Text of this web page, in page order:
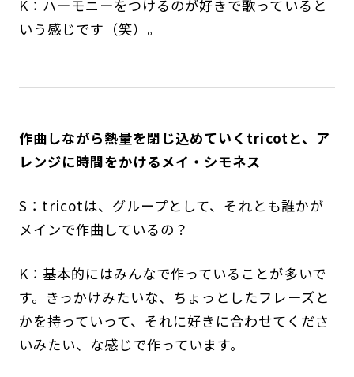
K：ハーモニーをつけるのが好きで歌っていると
いう感じです（笑）。
作曲しながら熱量を閉じ込めていくtricotと、ア
レンジに時間をかけるメイ・シモネス
S：tricotは、グループとして、それとも誰かが
メインで作曲しているの？
K：基本的にはみんなで作っていることが多いで
す。きっかけみたいな、ちょっとしたフレーズと
かを持っていって、それに好きに合わせてくださ
いみたい、な感じで作っています。